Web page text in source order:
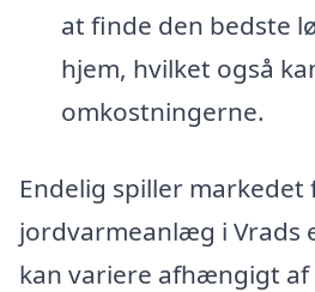
at finde den bedste
hjem, hvilket også
omkostningerne.
Endelig spiller markedet
jordvarmeanlæg i Vrads
kan variere afhængigt af